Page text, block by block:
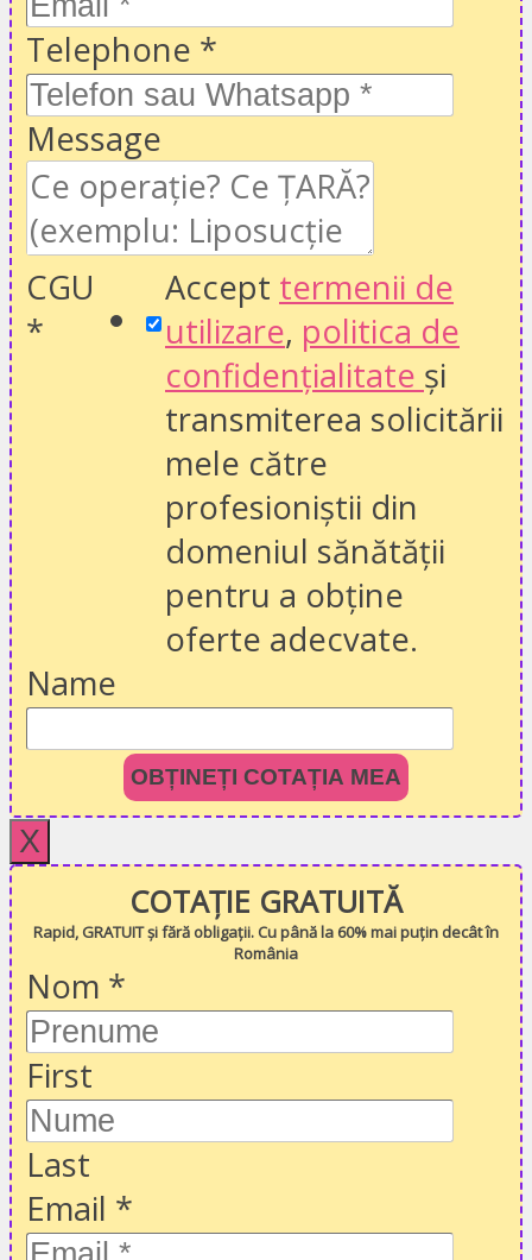
Telephone *
Message
CGU
*
Accept termenii de
utilizare, politica de
confidențialitate și
transmiterea solicitării
mele către
profesioniștii din
domeniul sănătății
pentru a obține
oferte adecvate.
Name
OBȚINEȚI COTAȚIA MEA
X
COTAȚIE GRATUITĂ
Rapid, GRATUIT și fără obligații. Cu până la 60% mai puțin decât în
România
Nom *
First
Last
Email *